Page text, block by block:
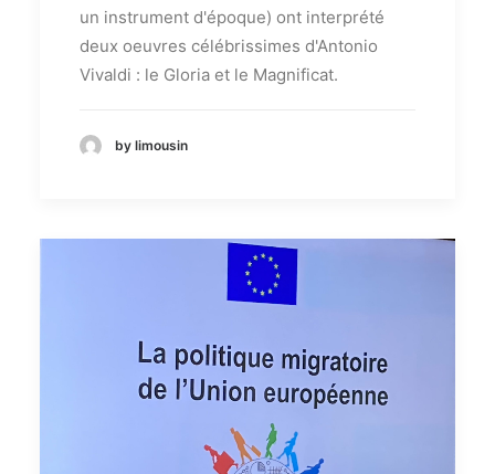
un instrument d'époque) ont interprété
deux oeuvres célébrissimes d'Antonio
Vivaldi : le Gloria et le Magnificat.
by limousin